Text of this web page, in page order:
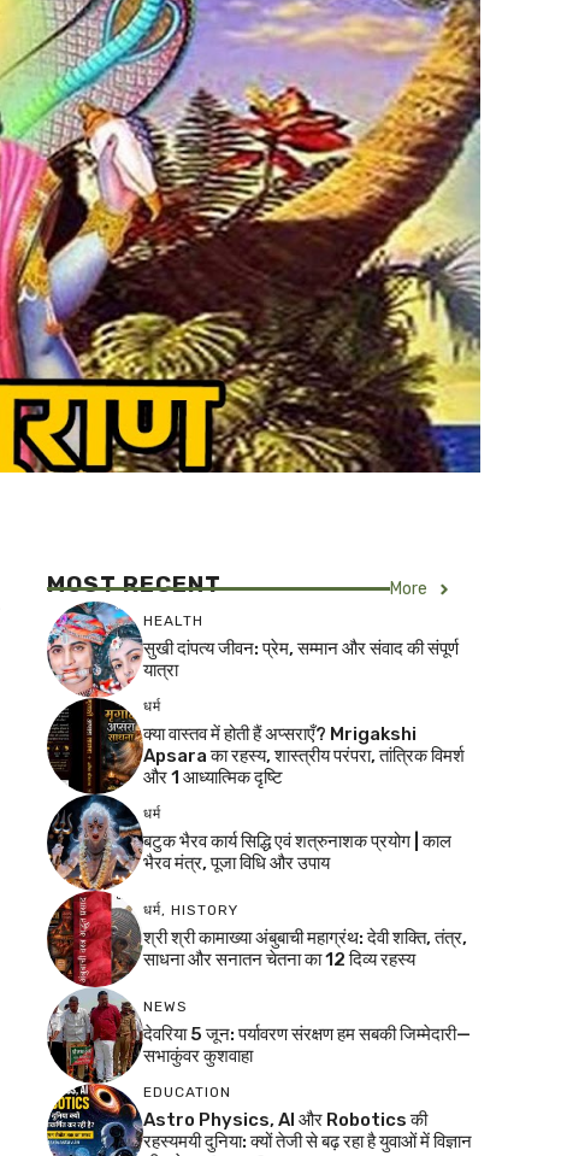
MOST RECENT More
HEALTH
सुखी दांपत्य जीवन: प्रेम, सम्मान और संवाद की संपूर्ण
यात्रा
धर्म
क्या वास्तव में होती हैं अप्सराएँ? Mrigakshi
Apsara का रहस्य, शास्त्रीय परंपरा, तांत्रिक विमर्श
और 1 आध्यात्मिक दृष्टि
धर्म
बटुक भैरव कार्य सिद्धि एवं शत्रुनाशक प्रयोग | काल
भैरव मंत्र, पूजा विधि और उपाय
धर्म, HISTORY
श्री श्री कामाख्या अंबुबाची महाग्रंथ: देवी शक्ति, तंत्र,
साधना और सनातन चेतना का 12 दिव्य रहस्य
NEWS
देवरिया 5 जून: पर्यावरण संरक्षण हम सबकी जिम्मेदारी—
सभाकुंवर कुशवाहा
EDUCATION
Astro Physics, AI और Robotics की
रहस्यमयी दुनिया: क्यों तेजी से बढ़ रहा है युवाओं में विज्ञान